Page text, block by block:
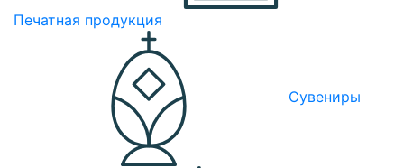
Печатная продукция
Сувениры